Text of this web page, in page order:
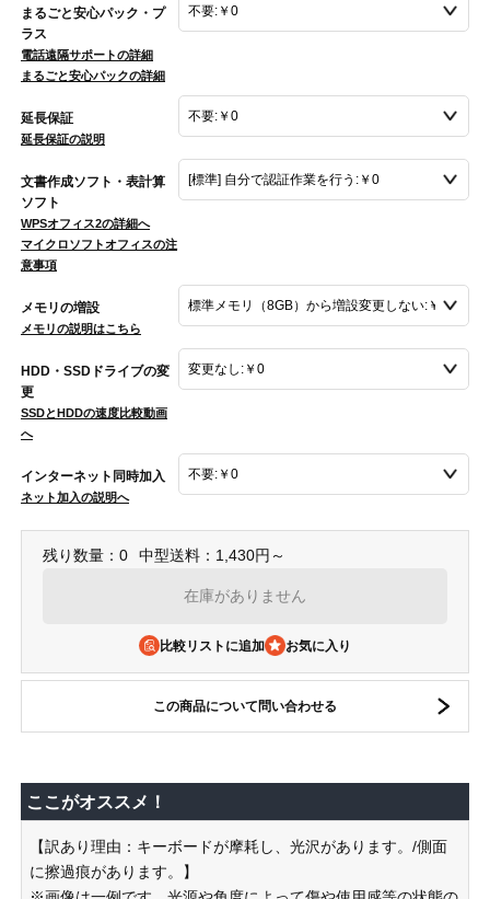
まるごと安心パック・プ
ラス
電話遠隔サポートの詳細
まるごと安心パックの詳細
延長保証
延長保証の説明
文書作成ソフト・表計算
ソフト
WPSオフィス2の詳細へ
マイクロソフトオフィスの注
意事項
メモリの増設
メモリの説明はこちら
HDD・SSDドライブの変
更
SSDとHDDの速度比較動画
へ
インターネット同時加入
ネット加入の説明へ
残り数量：0 中型送料：1,430円～
在庫がありません
比較リストに追加
この商品について問い合わせる
ここがオススメ！
【訳あり理由：キーボードが摩耗し、光沢があります。/側面
に擦過痕があります。】